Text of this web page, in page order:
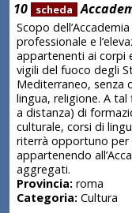
10 scheda
Scopo
professionale e
appartenenti ai corpi
vigili del fuoco degli
Mediterraneo, senza
lingua, religione. A tal
a distanza) di
culturale, corsi di
riterrà opportuno per
appartenendo
aggregati.
Provincia:roma
Categoria:Cultura